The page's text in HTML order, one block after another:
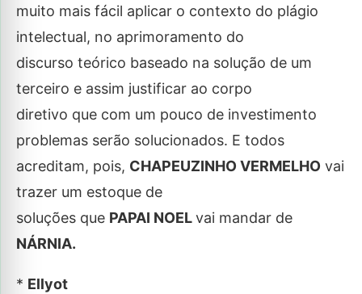
muito mais fácil aplicar o contexto do plágio
intelectual, no aprimoramento do
discurso teórico baseado na solução de um
terceiro e assim justificar ao corpo
diretivo que com um pouco de investimento
problemas serão solucionados. E todos
acreditam, pois, CHAPEUZINHO VERMELHO vai
trazer um estoque de
soluções que PAPAI NOELvai mandar de
NÁRNIA.
* Ellyot